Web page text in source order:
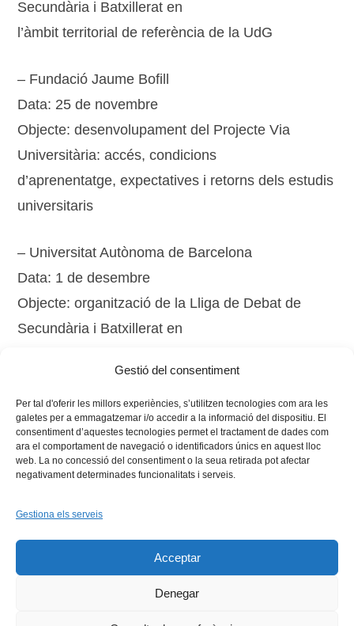
Gestió del consentiment
Per tal d'oferir les millors experiències, s’utilitzen tecnologies com ara les
galetes per a emmagatzemar i/o accedir a la informació del dispositiu. El
consentiment d’aquestes tecnologies permet el tractament de dades com
ara el comportament de navegació o identificadors únics en aquest lloc
web. La no concessió del consentiment o la seua retirada pot afectar
negativament determinades funcionalitats i serveis.
Gestiona els serveis
Acceptar
Denegar
Secundària i Batxillerat en
l’àmbit territorial de referència de la UdG
– Fundació Jaume Bofill
Data: 25 de novembre
Objecte: desenvolupament del Projecte Via
Universitària: accés, condicions
d’aprenentatge, expectatives i retorns dels estudis
universitaris
– Universitat Autònoma de Barcelona
Data: 1 de desembre
Objecte: organització de la Lliga de Debat de
Secundària i Batxillerat en
(en tràmit de signatura)
Instagram
Flickr
INICI QUI SOM
PROGRAMES
DESENVOLUPAMENT SOSTENIBLE
AVÍS LEGAL